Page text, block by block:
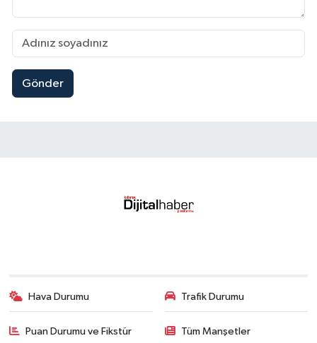
Gönder
Hava Durumu Trafik Durumu
Puan Durumu ve Fikstür Tüm Manşetler